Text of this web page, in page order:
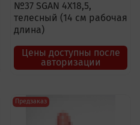
№37 SGAN 4X18,5,
телесный (14 см рабочая
длина)
Цены доступны после
авторизации
Предзаказ